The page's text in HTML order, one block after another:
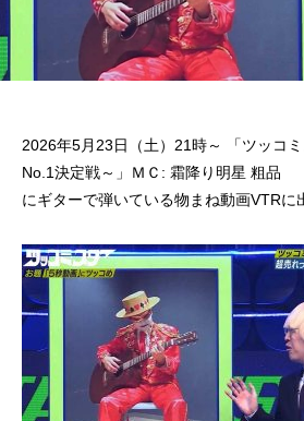
2026年5月23日（土）21時～ 「ツッコ
No.1決定戦～」ＭＣ: 霜降り明星 粗品
にギターで弾いている物まね動画VTRに